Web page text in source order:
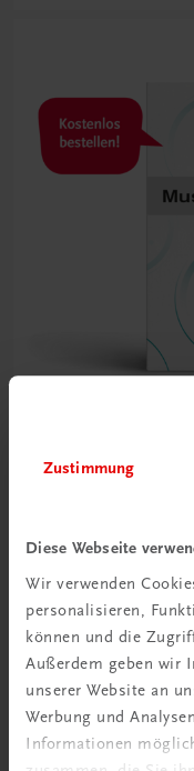
Zustimmung
Diese Webseite
Wir verwenden
personalisieren,
können und die
Außerdem geben wir
unserer Website an
Werbung und
Informationen
Blattwerk Deutsch
€ 0,00
Gut zu wissen